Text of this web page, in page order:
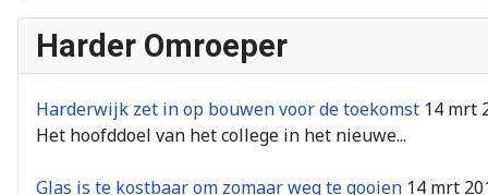
Harder Omroeper
Harderwijk zet in op bouwen voor de toekomst 14 mrt
Het hoofddoel van het college in het nieuwe...
Glas is te kostbaar om zomaar weg te gooien 14 mrt